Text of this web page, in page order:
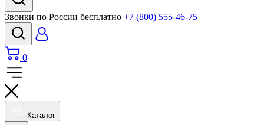
Звонки по России бесплатно +7 (800) 555-46-75
0
Каталог